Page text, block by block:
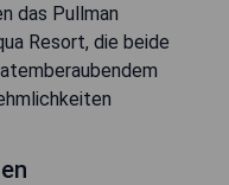
das Pullman
Resort, die beide